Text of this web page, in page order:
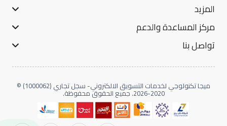
المزيد
مركز المساعدة والدعم
تواصل بنا
ميجا تكنولوجي لخدمات التسويق الالكتروني- سجل تجاري (1000062) ©
2020-2026. جميع الحقوق محفوظة.